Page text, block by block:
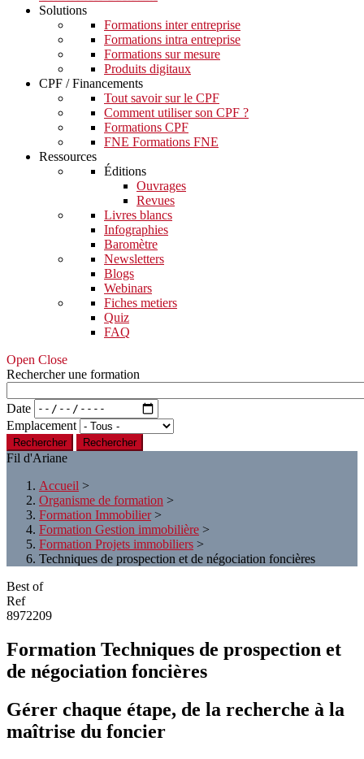
Solutions
Formations inter entreprise
Formations intra entreprise
Formations sur mesure
Produits digitaux
CPF / Financements
Tout savoir sur le CPF
Comment utiliser son CPF ?
Formations CPF
FNE Formations FNE
Ressources
Éditions
Ouvrages
Revues
Livres blancs
Infographies
Baromètre
Newsletters
Blogs
Webinars
Fiches metiers
Quiz
FAQ
Open Close
Rechercher une formation
Date
Emplacement
Rechercher
Fil d'Ariane
Accueil >
Organisme de formation >
Formation Immobilier>
Formation Gestion immobilière >
Formation Projets immobiliers >
Techniques de prospection et de négociation foncières
Best of
Ref
8972209
Formation Techniques de prospection et
de négociation foncières
Gérer chaque étape, de la recherche à la
maîtrise du foncier